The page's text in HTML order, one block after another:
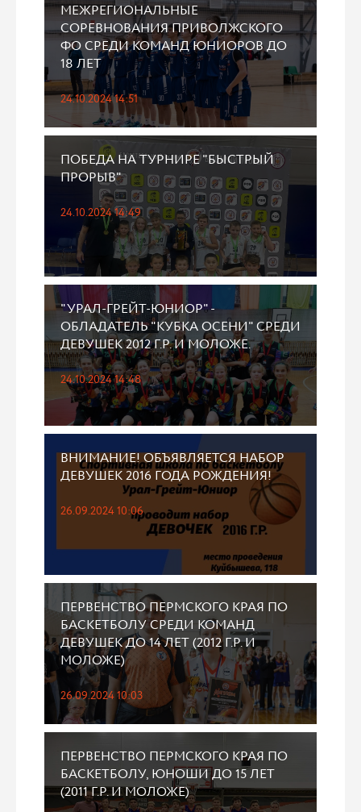
МЕЖРЕГИОНАЛЬНЫЕ
СОРЕВНОВАНИЯ ПРИВОЛЖСКОГО
ФО СРЕДИ КОМАНД ЮНИОРОВ ДО
18 ЛЕТ
24.10.2024 14:51
ПОБЕДА НА ТУРНИРЕ "БЫСТРЫЙ
ПРОРЫВ"
24.10.2024 14:49
"УРАЛ-ГРЕЙТ-ЮНИОР" -
ОБЛАДАТЕЛЬ "КУБКА ОСЕНИ" СРЕДИ
ДЕВУШЕК 2012 Г.Р. И МОЛОЖЕ.
24.10.2024 14:48
ВНИМАНИЕ! ОБЪЯВЛЯЕТСЯ НАБОР
ДЕВУШЕК 2016 ГОДА РОЖДЕНИЯ!
26.09.2024 10:06
ПЕРВЕНСТВО ПЕРМСКОГО КРАЯ ПО
БАСКЕТБОЛУ СРЕДИ КОМАНД
ДЕВУШЕК ДО 14 ЛЕТ (2012 Г.Р. И
МОЛОЖЕ)
26.09.2024 10:03
ПЕРВЕНСТВО ПЕРМСКОГО КРАЯ ПО
БАСКЕТБОЛУ, ЮНОШИ ДО 15 ЛЕТ
(2011 Г.Р. И МОЛОЖЕ)